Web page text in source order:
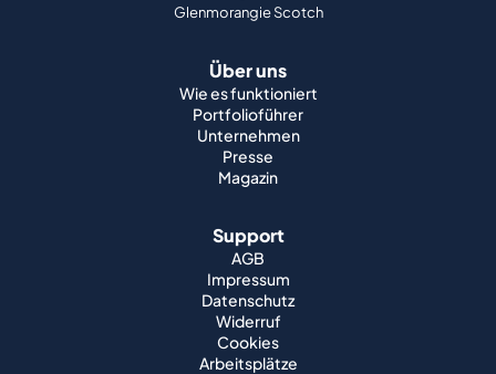
Glenmorangie Scotch
Über uns
Wie es funktioniert
Portfolioführer
Unternehmen
Presse
Magazin
Support
AGB
Impressum
Datenschutz
Widerruf
Cookies
Arbeitsplätze